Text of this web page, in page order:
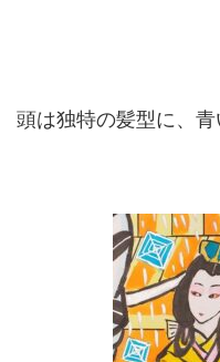
頭は独特の髪型に、青